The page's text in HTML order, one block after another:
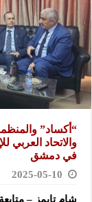
“أكساد”
والاتحاد العربي
في دمشق
2025-05-10
شام تايمز – متابعة